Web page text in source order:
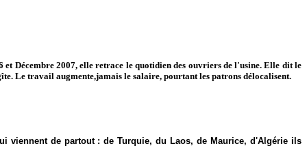
Décembre 2007, elle retrace le quotidien des ouvriers de l'usine. Elle dit le
Le travail augmente,jamais le salaire, pourtant les patrons délocalisent.
viennent de partout : de Turquie, du Laos, de Maurice, d'Algérie ils